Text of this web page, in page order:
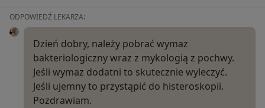
ODPOWIEDŹ LEKARZA:
Dzień dobry, należy pobrać wymaz
bakteriologiczny wraz z mykologią z pochwy.
Jeśli wymaz dodatni to skutecznie wyleczyć.
Jeśli ujemny to przystąpić do histeroskopii.
Pozdrawiam.